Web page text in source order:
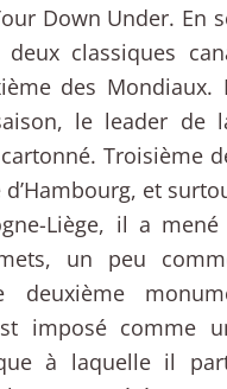
Down Under. En
classiques
des Mondiaux.
le leader de
Troisième
d’Hambourg, et
Liège, il a
un peu
deuxième
imposé comme
à laquelle il